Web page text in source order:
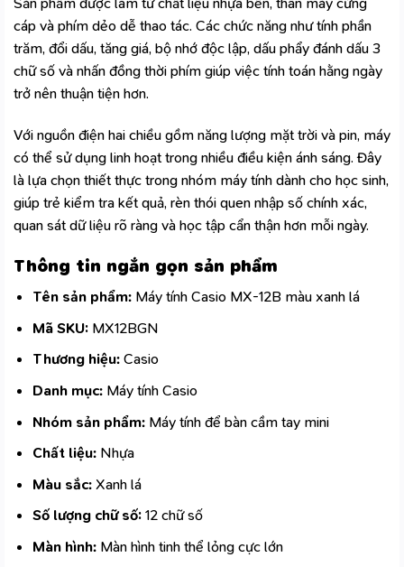
cáp và phím dẻo dễ thao tác. Các chức năng như tính phần
trăm, đổi dấu, tăng giá, bộ nhớ độc lập, dấu phẩy đánh dấu 3
chữ số và nhấn đồng thời phím giúp việc tính toán hằng ngày
trở nên thuận tiện hơn.
Với nguồn điện hai chiều gồm năng lượng mặt trời và pin, máy
có thể sử dụng linh hoạt trong nhiều điều kiện ánh sáng. Đây
là lựa chọn thiết thực trong nhóm máy tínhdành cho học sinh,
giúp trẻ kiểm tra kết quả, rèn thói quen nhập số chính xác,
quan sát dữ liệu rõ ràng và học tập cẩn thận hơn mỗi ngày.
Thông tin ngắn gọn sản phẩm
Tên sản phẩm:Máy tính Casio MX-12B màu xanh lá
Mã SKU:MX12BGN
Thương hiệu:Casio
Danh mục:Máy tính Casio
Nhóm sản phẩm: Máy tính để bàn cầm taymini
Chất liệu:Nhựa
Màu sắc:Xanh lá
Số lượng chữ số:12 chữ số
Màn hình:Màn hình tinh thể lỏng cực lớn